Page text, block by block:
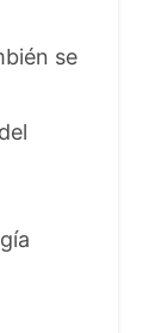
se